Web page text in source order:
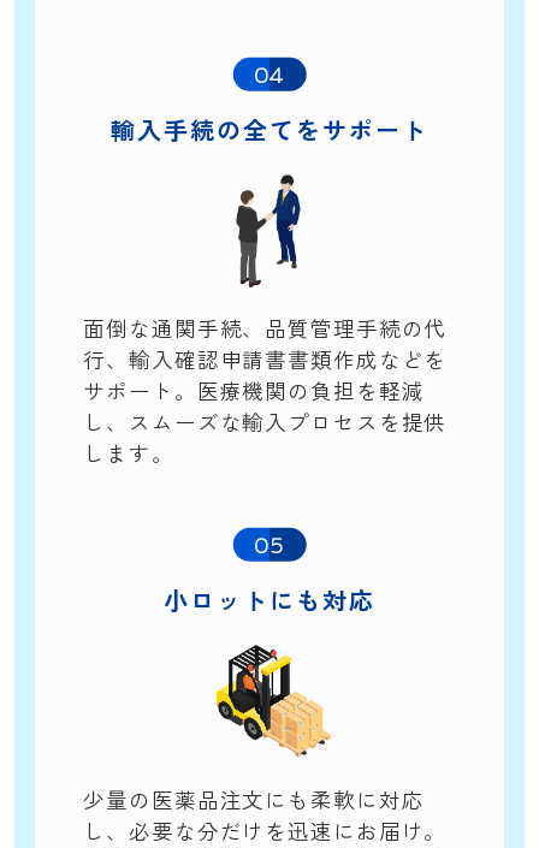
04
輸入手続の全てをサポート
面倒な通関手続、品質管理手続の代
行、輸入確認申請書書類作成などを
サポート。医療機関の負担を軽減
し、スムーズな輸入プロセスを提供
します。
05
小ロットにも対応
少量の医薬品注文にも柔軟に対応
し、必要な分だけを迅速にお届け。